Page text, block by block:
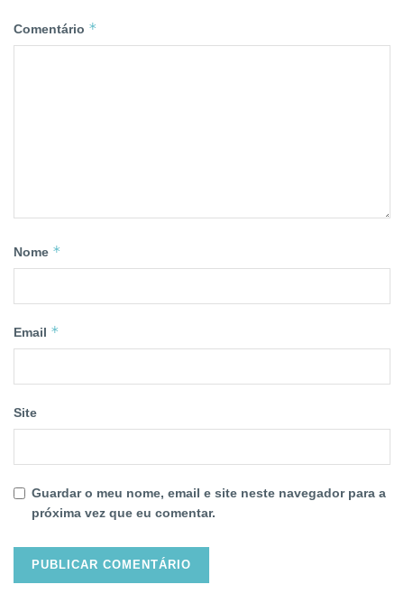
Comentário *
Nome *
Email *
Site
Guardar o meu nome, email e site neste navegador para a
próxima vez que eu comentar.